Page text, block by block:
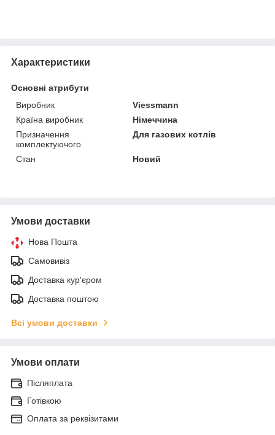
Характеристики
Основні атрибути
Виробник
Viessmann
Країна виробник
Німеччина
Призначення
комплектуючого
Для газових котлів
Стан Новий
Умови доставки
Нова Пошта
Самовивіз
Доставка кур'єром
Доставка поштою
Всі умови доставки
Умови оплати
Післяплата
Готівкою
Оплата за реквізитами